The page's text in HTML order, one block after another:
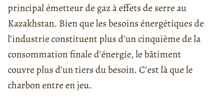
principal émetteur de gaz à effets de serre au
Kazakhstan. Bien que les besoins énergétiques de
l’industrie constituent plus d’un cinquième de la
consommation finale d’énergie, le bâtiment
couvre plus d’un tiers du besoin. C’est là que le
charbon entre en jeu.